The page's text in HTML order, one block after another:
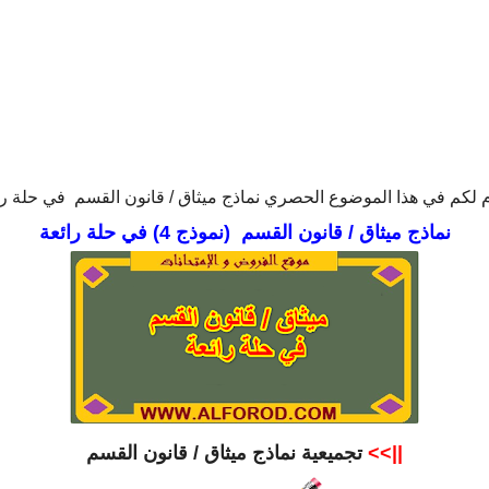
لكم في هذا الموضوع الحصري نماذج ميثاق / قانون القسم في حلة
نماذج ميثاق / قانون القسم (نموذج 4) في حلة رائعة
||>> تجميعية نماذج ميثاق / قانون القسم